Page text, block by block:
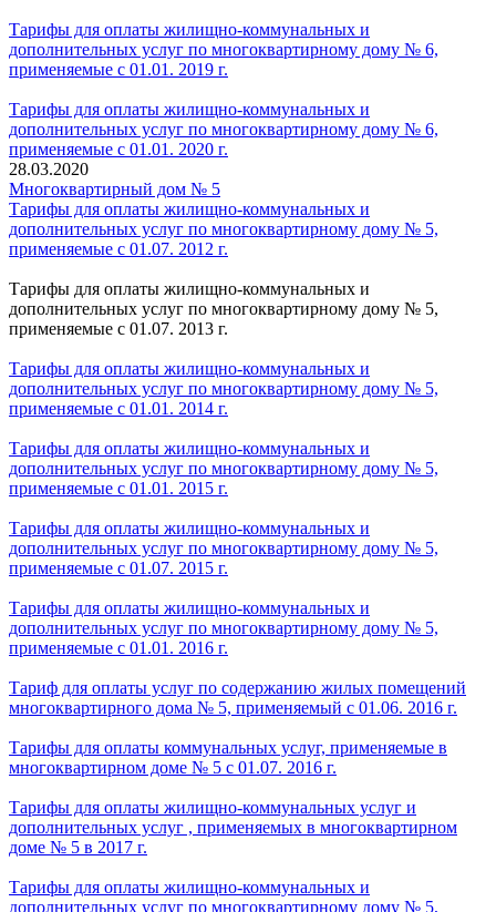
Тарифы для оплаты жилищно-коммунальных и
дополнительных услуг по многоквартирному дому № 6,
применяемые с 01.01. 2019 г.
Тарифы для оплаты жилищно-коммунальных и
дополнительных услуг по многоквартирному дому № 6,
применяемые с 01.01. 2020 г.
28.03.2020
Многоквартирный дом № 5
Тарифы для оплаты жилищно-коммунальных и
дополнительных услуг по многоквартирному дому № 5,
применяемые с 01.07. 2012 г.
Тарифы для оплаты жилищно-коммунальных и
дополнительных услуг по многоквартирному дому № 5,
применяемые с 01.07. 2013 г.
Тарифы для оплаты жилищно-коммунальных и
дополнительных услуг по многоквартирному дому № 5,
применяемые с 01.01. 2014 г.
Тарифы для оплаты жилищно-коммунальных и
дополнительных услуг по многоквартирному дому № 5,
применяемые с 01.01. 2015 г.
Тарифы для оплаты жилищно-коммунальных и
дополнительных услуг по многоквартирному дому № 5,
применяемые с 01.07. 2015 г.
Тарифы для оплаты жилищно-коммунальных и
дополнительных услуг по многоквартирному дому № 5,
применяемые с 01.01. 2016 г.
Тариф для оплаты услуг по содержанию жилых помещений
многоквартирного дома № 5, применяемый с 01.06. 2016 г.
Тарифы для оплаты коммунальных услуг, применяемые в
многоквартирном доме № 5 с 01.07. 2016 г.
Тарифы для оплаты жилищно-коммунальных услуг и
дополнительных услуг , применяемых в многоквартирном
доме № 5 в 2017 г.
Тарифы для оплаты жилищно-коммунальных и
дополнительных услуг по многоквартирному дому № 5,